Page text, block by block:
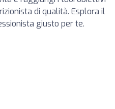
di qualità. Esplora il
giusto per te.